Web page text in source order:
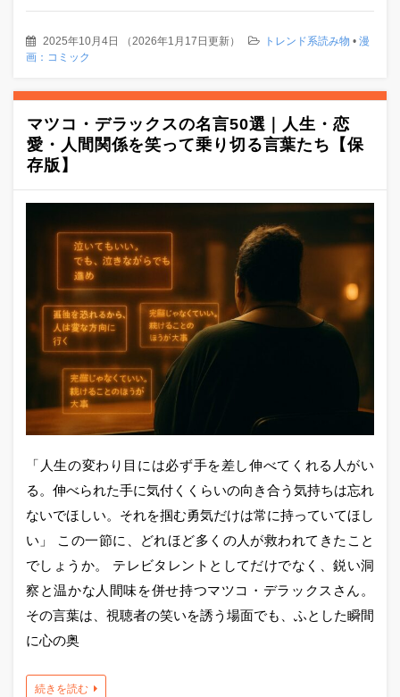
2025年10月4日 （2026年1月17日更新） トレンド系読み物 • 漫
画：コミック
マツコ・デラックスの名言50選｜人生・恋
愛・人間関係を笑って乗り切る言葉たち【保
存版】
「人生の変わり目には必ず手を差し伸べてくれる人がい
る。伸べられた手に気付くくらいの向き合う気持ちは忘れ
ないでほしい。それを掴む勇気だけは常に持っていてほし
い」 この一節に、どれほど多くの人が救われてきたこと
でしょうか。 テレビタレントとしてだけでなく、鋭い洞
察と温かな人間味を併せ持つマツコ・デラックスさん。
その言葉は、視聴者の笑いを誘う場面でも、ふとした瞬間
に心の奥
続きを読む